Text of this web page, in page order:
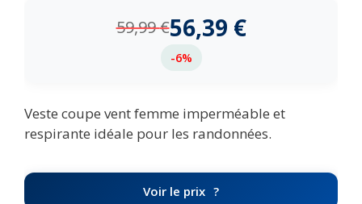
59,99€56,39 €
-6%
Veste coupe vent femme imperméable et
respirante idéale pour les randonnées.
Voir le prix